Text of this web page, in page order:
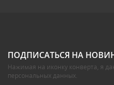
ПОДПИСАТЬСЯ НА
Нажимая на иконку конверта, я
персональных данных.